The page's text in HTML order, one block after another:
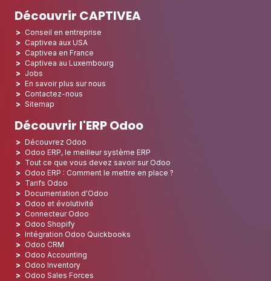
Découvrir CAPTIVEA
Conseil en entreprise
Captivea aux USA
Captivea en France
Captivea au Luxembourg
Jobs
En savoir plus sur nous
Contactez-nous
Sitemap
Découvrir l'ERP Odoo
Découvrez Odoo
Odoo ERP, le meilleur système ERP
Tout ce que vous devez savoir sur Odoo
Odoo ERP : Comment le mettre en place ?
Tarifs Odoo
Documentation d'Odoo
Odoo et évolutivité
Connecteur Odoo
Odoo Shopify
Intégration Odoo Quickbooks
Odoo CRM
Odoo Accounting
Odoo Inventory
Odoo Sales Forces